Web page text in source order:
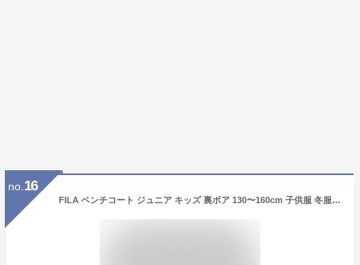
no. 16
FILA ベンチコート ジュニア キッズ 裏ボア 130〜160cm 子供服 冬服 コート 子供 子ども フード付き アウター サッカー スポーツウエア 保温 防寒 暖かい 防寒着 130 140 150 160 フィラ (送料無料)